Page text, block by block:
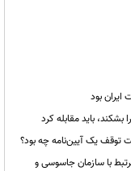
بود
باید مقابله کرد
توقف یک آیین‌نامه چه بود؟
۲۱ نفر از مزدوران مرتبط با سازمان جاسوسی و